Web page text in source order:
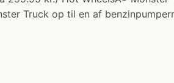
Truck op til en af